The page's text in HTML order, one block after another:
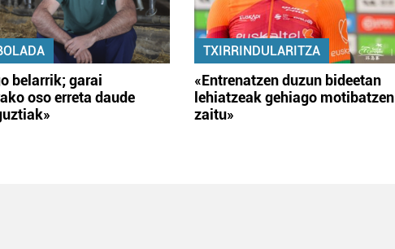
belarrik; garai
oso erreta daude
TXIRRINDULARITZA
«Entrenatzen duzun bideetan
lehiatzeak gehiago motibatzen
zaitu»